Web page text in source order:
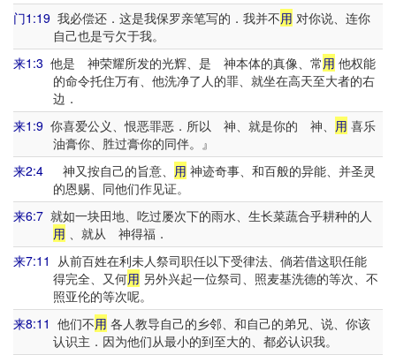
门1:19 我必偿还．这是我保罗亲笔写的．我并不用 对你说、连你
自己也是亏欠于我。
来1:3 他是 神荣耀所发的光辉、是 神本体的真像、常用 他权能
的命令托住万有、他洗净了人的罪、就坐在高天至大者的右
边．
来1:9 你喜爱公义、恨恶罪恶．所以 神、就是你的 神、 用 喜乐
油膏你、胜过膏你的同伴。』
来2:4 神又按自己的旨意、 用 神迹奇事、和百般的异能、并圣灵
的恩赐、同他们作见证。
来6:7 就如一块田地、吃过屡次下的雨水、生长菜蔬合乎耕种的人
用 、就从 神得福．
来7:11 从前百姓在利未人祭司职任以下受律法、倘若借这职任能
得完全、又何用 另外兴起一位祭司、照麦基洗德的等次、不
照亚伦的等次呢。
来8:11 他们不用 各人教导自己的乡邻、和自己的弟兄、说、你该
认识主．因为他们从最小的到至大的、都必认识我。